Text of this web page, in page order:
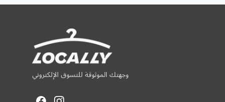
وجهتك الموثوقة للتسوق الإلكتروني